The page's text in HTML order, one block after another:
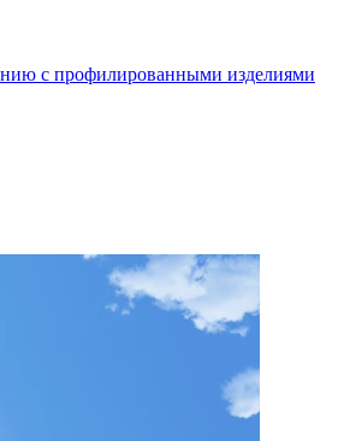
с профилированными изделиями